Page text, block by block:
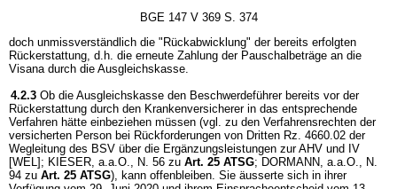
BGE 147 V 369 S. 374
doch unmissverständlich die "Rückabwicklung" der bereits erfolgten
Rückerstattung, d.h. die erneute Zahlung der Pauschalbeträge an die
Visana durch die Ausgleichskasse.
4.2.3 Ob die Ausgleichskasse den Beschwerdeführer bereits vor der
Rückerstattung durch den Krankenversicherer in das entsprechende
Verfahren hätte einbeziehen müssen (vgl. zu den Verfahrensrechten der
versicherten Person bei Rückforderungen von Dritten Rz. 4660.02 der
Wegleitung des BSV über die Ergänzungsleistungen zur AHV und IV
[WEL]; KIESER, a.a.O., N. 56 zu Art. 25 ATSG; DORMANN, a.a.O., N.
94 zu Art. 25 ATSG), kann offenbleiben. Sie äusserte sich in ihrer